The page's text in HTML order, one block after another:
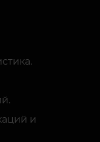
и
и доходности.